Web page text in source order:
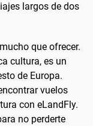
largos de dos
que ofrecer.
cultura, es un
de Europa.
vuelos
con eLandFly.
no perderte